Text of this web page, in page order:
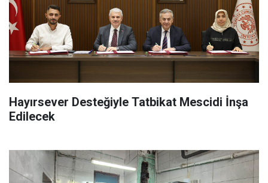
Hayırsever Desteğiyle Tatbikat Mescidi İnşa
Edilecek